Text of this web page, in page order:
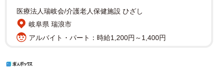
医療法人瑞岐会/介護老人保健施設 ひざし
岐阜県 瑞浪市
アルバイト・パート：時給1,200円～1,400円